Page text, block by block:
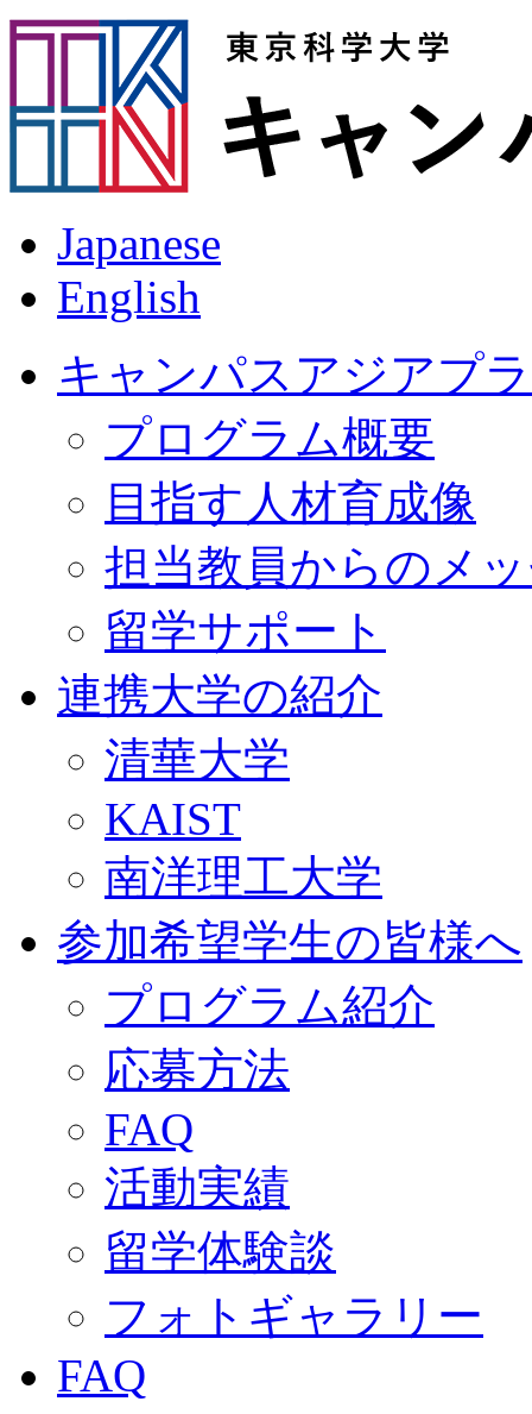
Japanese
English
キャンパスアジアプ
プログラム概要
目指す人材育成像
担当教員からのメ
留学サポート
連携大学の紹介
清華大学
KAIST
南洋理工大学
参加希望学生の皆様へ
プログラム紹介
応募方法
FAQ
活動実績
留学体験談
フォトギャラリー
FAQ